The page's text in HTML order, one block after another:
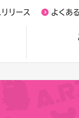
リース よくあ